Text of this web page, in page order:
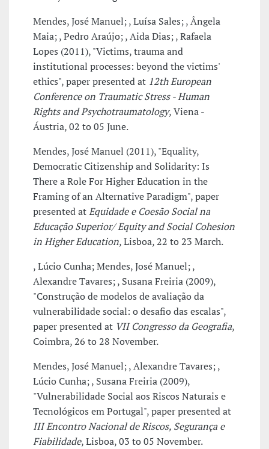
Mendes, José Manuel; , Luísa Sales; , Ângela
Maia; , Pedro Araújo; , Aida Dias; , Rafaela
Lopes (2011), "Victims, trauma and
institutional processes: beyond the victims'
ethics", paper presented at 12th European
Conference on Traumatic Stress - Human
Rights and Psychotraumatology, Viena -
Áustria, 02 to 05 June.
Mendes, José Manuel (2011), "Equality,
Democratic Citizenship and Solidarity: Is
There a Role For Higher Education in the
Framing of an Alternative Paradigm", paper
presented atEquidade e Coesão Social na
Educação Superior/ Equity and Social Cohesion
in Higher Education, Lisboa, 22 to 23 March.
, Lúcio Cunha; Mendes, José Manuel; ,
Alexandre Tavares; , Susana Freiria (2009),
"Construção de modelos de avaliação da
vulnerabilidade social: o desafio das escalas",
paper presented at VII Congresso da Geografia,
Coimbra, 26 to 28 November.
Mendes, José Manuel; , Alexandre Tavares; ,
Lúcio Cunha; , Susana Freiria (2009),
"Vulnerabilidade Social aos Riscos Naturais e
Tecnológicos em Portugal", paper presented at
III Encontro Nacional de Riscos, Segurança e
Fiabilidade, Lisboa, 03 to 05 November.